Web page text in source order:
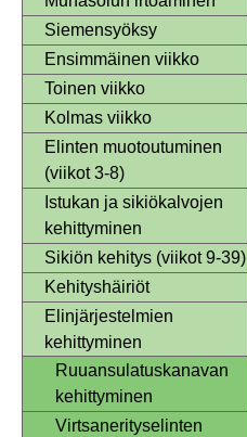
Siemensyöksy
Ensimmäinen viikko
Toinen viikko
Kolmas viikko
Elinten muotoutuminen
(viikot 3-8)
Istukan ja sikiökalvojen
kehittyminen
Sikiön kehitys (viikot 9-39)
Kehityshäiriöt
Elinjärjestelmien
kehittyminen
Ruuansulatuskanavan
kehittyminen
Virtsanerityselinten